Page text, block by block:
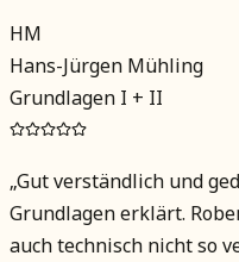
HM
Hans-Jürgen Mühling
Grundlagen I + II
„Gut verständlich und
Grundlagen erklärt.
auch technisch nicht so